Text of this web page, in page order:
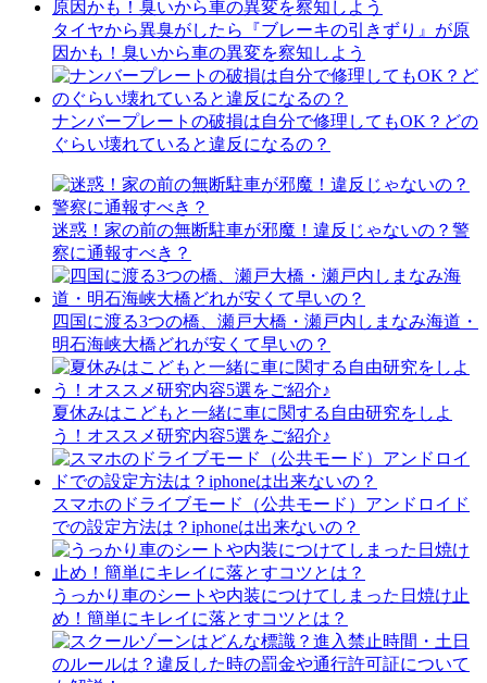
タイヤから異臭がしたら『ブレーキの引きずり』が原
因かも！臭いから車の異変を察知しよう
ナンバープレートの破損は自分で修理してもOK？どの
ぐらい壊れていると違反になるの？
迷惑！家の前の無断駐車が邪魔！違反じゃないの？警
察に通報すべき？
四国に渡る3つの橋、瀬戸大橋・瀬戸内しまなみ海道・
明石海峡大橋どれが安くて早いの？
夏休みはこどもと一緒に車に関する自由研究をしよ
う！オススメ研究内容5選をご紹介♪
スマホのドライブモード（公共モード）アンドロイド
での設定方法は？iphoneは出来ないの？
うっかり車のシートや内装につけてしまった日焼け止
め！簡単にキレイに落とすコツとは？